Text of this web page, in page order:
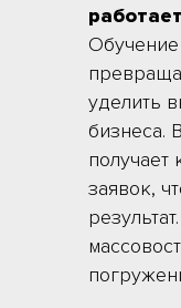
уделить
бизнеса.
получает
заявок,